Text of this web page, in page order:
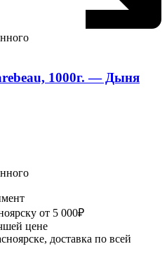
1000г. — Дыня
от 5 000₽
цене
доставка по всей